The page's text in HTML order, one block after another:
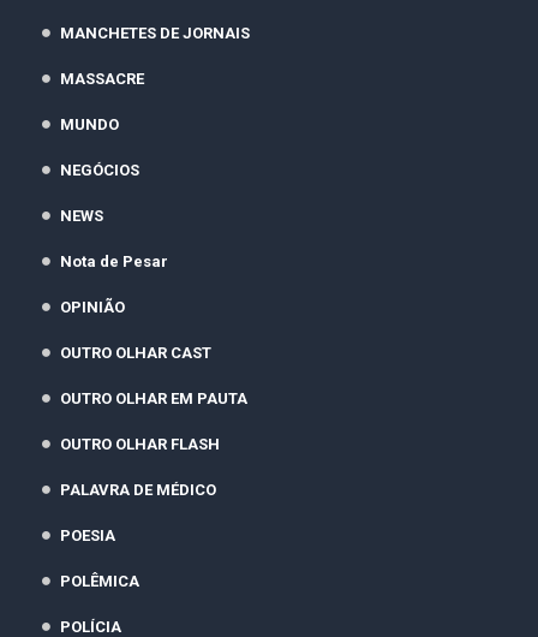
MANCHETES DE JORNAIS
MASSACRE
MUNDO
NEGÓCIOS
NEWS
Nota de Pesar
OPINIÃO
OUTRO OLHAR CAST
OUTRO OLHAR EM PAUTA
OUTRO OLHAR FLASH
PALAVRA DE MÉDICO
POESIA
POLÊMICA
POLÍCIA